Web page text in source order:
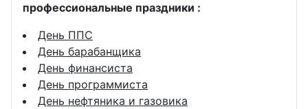
профессиональные праздники :
День ППС
День барабанщика
День финансиста
День программиста
День нефтяника и газовика